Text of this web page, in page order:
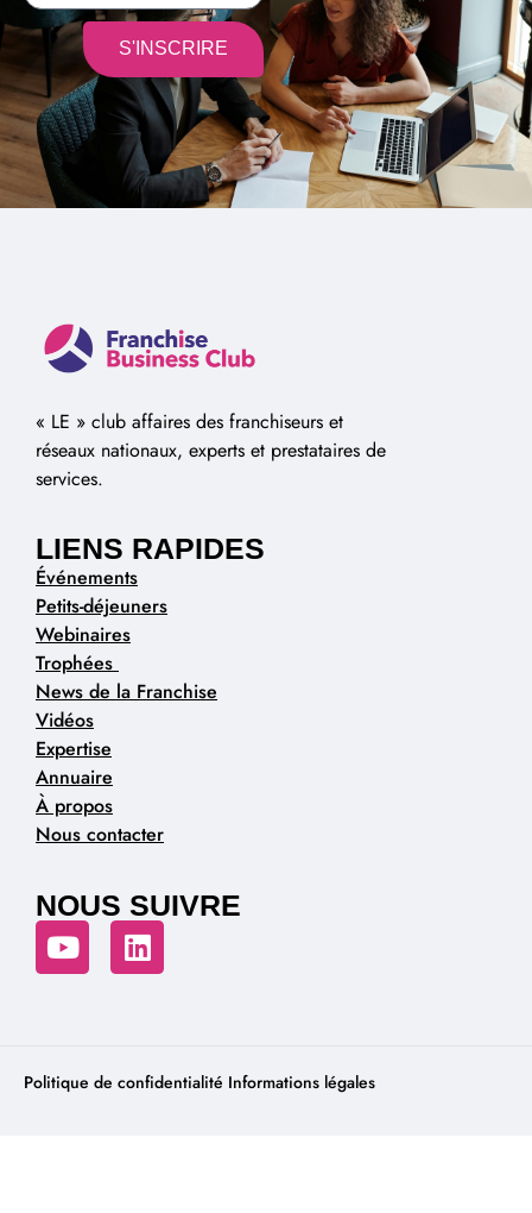
S'INSCRIRE
Alternative:
« LE » club affaires des franchiseurs et
réseaux nationaux, experts et prestataires de
services.
LIENS RAPIDES
Événements
Petits-déjeuners
Webinaires
Trophées
News de la Franchise
Vidéos
Expertise
Annuaire
À propos
Nous contacter
NOUS SUIVRE
Politique de confidentialité Informations légales